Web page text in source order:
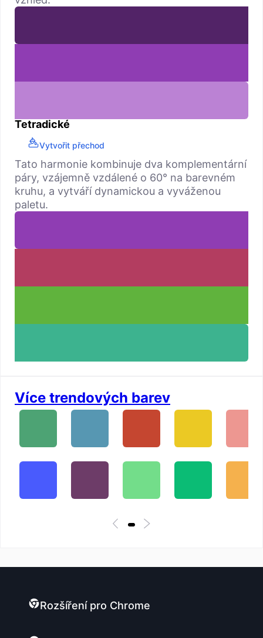
Tetradické
Vytvořit přechod
Tato harmonie kombinuje dva komplementární
páry, vzájemně vzdálené o 60° na barevném
kruhu, a vytváří dynamickou a vyváženou
paletu.
Více trendových barev
Rozšíření pro Chrome